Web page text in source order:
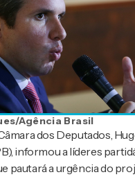
Agência Brasil
dos Deputados,
informou a líderes
pautará a urgência do